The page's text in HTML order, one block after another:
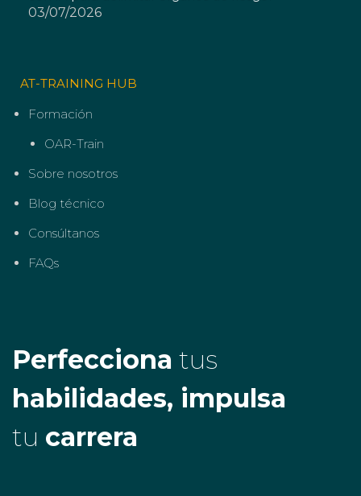
03/07/2026
AT-TRAINING HUB
Formación
OAR-Train
Sobre nosotros
Blog técnico
Consúltanos
FAQs
Perfecciona tus
habilidades, impulsa
tu carrera